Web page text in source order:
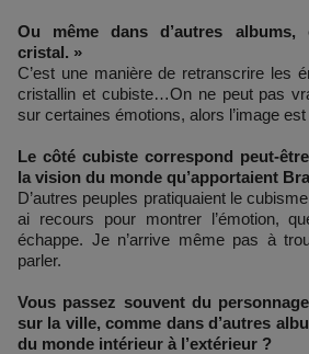
Ou même dans d’autres
cristal. »
C’est une manière de retranscrire les
cristallin et cubiste…On ne peut pas
sur certaines émotions, alors l’image
Le côté cubiste correspond peut-
la vision du monde qu’apportaient
D’autres peuples pratiquaient le
ai recours pour montrer l’émotion,
échappe. Je n’arrive même pas à
parler.
Vous passez souvent du
sur la ville, comme dans d’autres
du monde intérieur à l’extérieur ?